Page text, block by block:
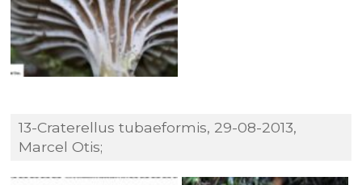
13-Craterellus tubaeformis, 29-08-2013,
Marcel Otis;